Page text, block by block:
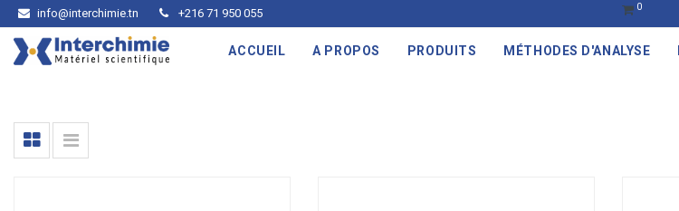
info@interchimie.tn +216 71 950 055 0
ACCUEIL A PROPOS PRODUITS MÉTHODES D'ANALYSE